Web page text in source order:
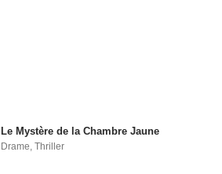
Le Mystère de la Chambre Jaune
Drame,Thriller